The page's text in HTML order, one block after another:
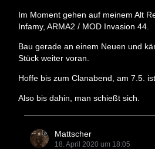
Im Moment gehen auf meinem Alt
Infamy, ARMA2 / MOD Invasion 44.
Bau gerade an einem Neuen und
Stück weiter voran.
Hoffe bis zum Clanabend, am 7.5.
Also bis dahin, man schießt sich.
Mattscher
18. April 2020 um 18:05